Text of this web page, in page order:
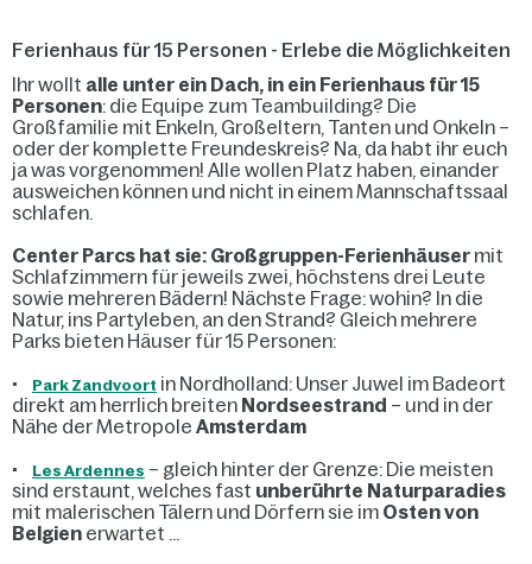
Ferienhaus für 15 Personen - Erlebe die Möglichkeiten
Ihr wollt alle unter ein Dach, in ein Ferienhaus für 15
Personen: die Equipe zum Teambuilding? Die
Großfamilie mit Enkeln, Großeltern, Tanten und Onkeln –
oder der komplette Freundeskreis? Na, da habt ihr euch
ja was vorgenommen! Alle wollen Platz haben, einander
ausweichen können und nicht in einem Mannschaftssaal
schlafen.
Center Parcs hat sie: Großgruppen-Ferienhäuser mit
Schlafzimmern für jeweils zwei, höchstens drei Leute
sowie mehreren Bädern! Nächste Frage: wohin? In die
Natur, ins Partyleben, an den Strand? Gleich mehrere
Parks bieten Häuser für 15 Personen:
•
Park Zandvoort in Nordholland: Unser Juwel im Badeort
direkt am herrlich breiten Nordseestrand – und in der
Nähe der Metropole Amsterdam
•
Les Ardennes – gleich hinter der Grenze: Die meisten
sind erstaunt, welches fast unberührte Naturparadies
mit malerischen Tälern und Dörfern sie im Osten von
Belgien erwartet …